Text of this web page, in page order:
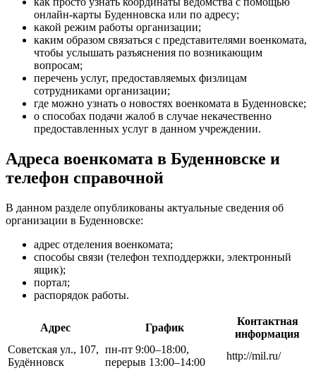
онлайн-карты Буденновска или по адресу;
какой режим работы организации;
каким образом связаться с представителями военкомата,
чтобы услышать разъяснения по возникающим
вопросам;
перечень услуг, предоставляемых физлицам
сотрудниками организации;
где можно узнать о новостях военкомата в Буденновске;
о способах подачи жалоб в случае некачественно
предоставленных услуг в данном учреждении.
Адреса военкомата в Буденновске и
телефон справочной
В данном разделе опубликованы актуальные сведения об
организации в Буденновске:
адрес отделения военкомата;
способы связи (телефон техподдержки, электронный
ящик);
портал;
распорядок работы.
Адрес График
Контактная
информация
Советская ул., 107,
Будённовск
пн-пт 9:00–18:00,
перерыв 13:00–14:00
http://mil.ru/